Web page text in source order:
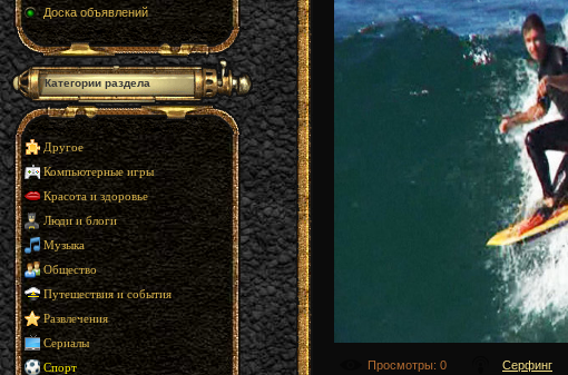
Доска объявлений
Категории раздела
Другое
Компьютерные игры
Красота и здоровье
Люди и блоги
Музыка
Общество
Путешествия и события
Развлечения
Сериалы
Спорт
Просмотры: 0 Серфинг